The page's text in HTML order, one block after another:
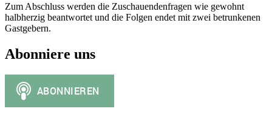
Zum Abschluss werden die Zuschauendenfragen wie gewohnt
halbherzig beantwortet und die Folgen endet mit zwei betrunkenen
Gastgebern.
Abonniere uns